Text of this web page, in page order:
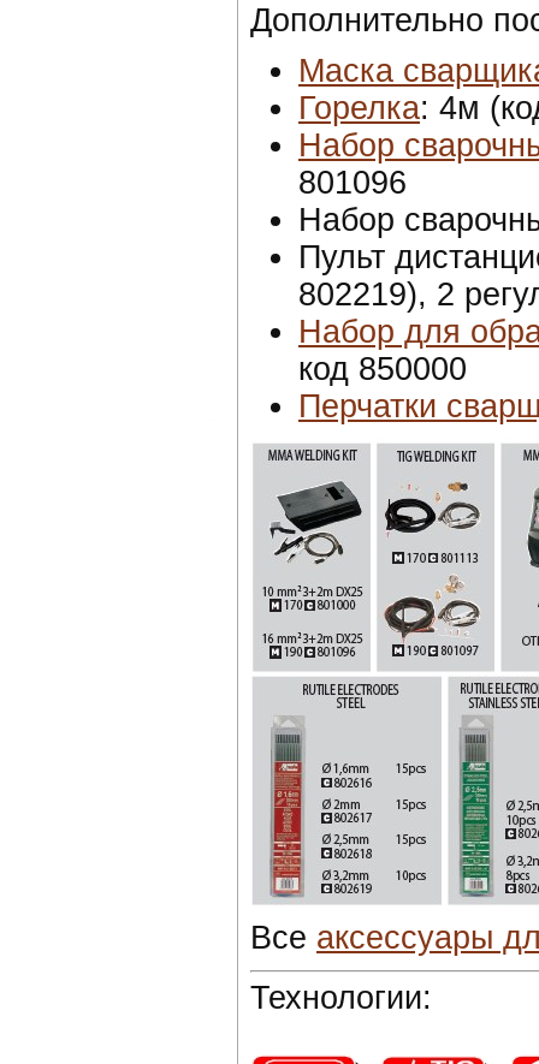
Дополнительно
Маска
Горелка: 4м
Набор
801096
Набор
Пульт
802219), 2
Набор для
код 850000
Перчатки
Все аксессуары
Технологии: